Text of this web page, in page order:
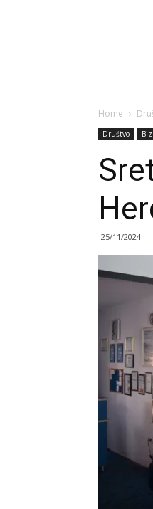
Home
Društvo
25/11/2024